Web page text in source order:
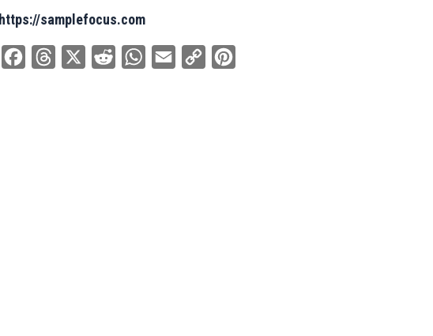
https://samplefocus.com
FacebookThreads Reddit WhatsApp
Email
Copy